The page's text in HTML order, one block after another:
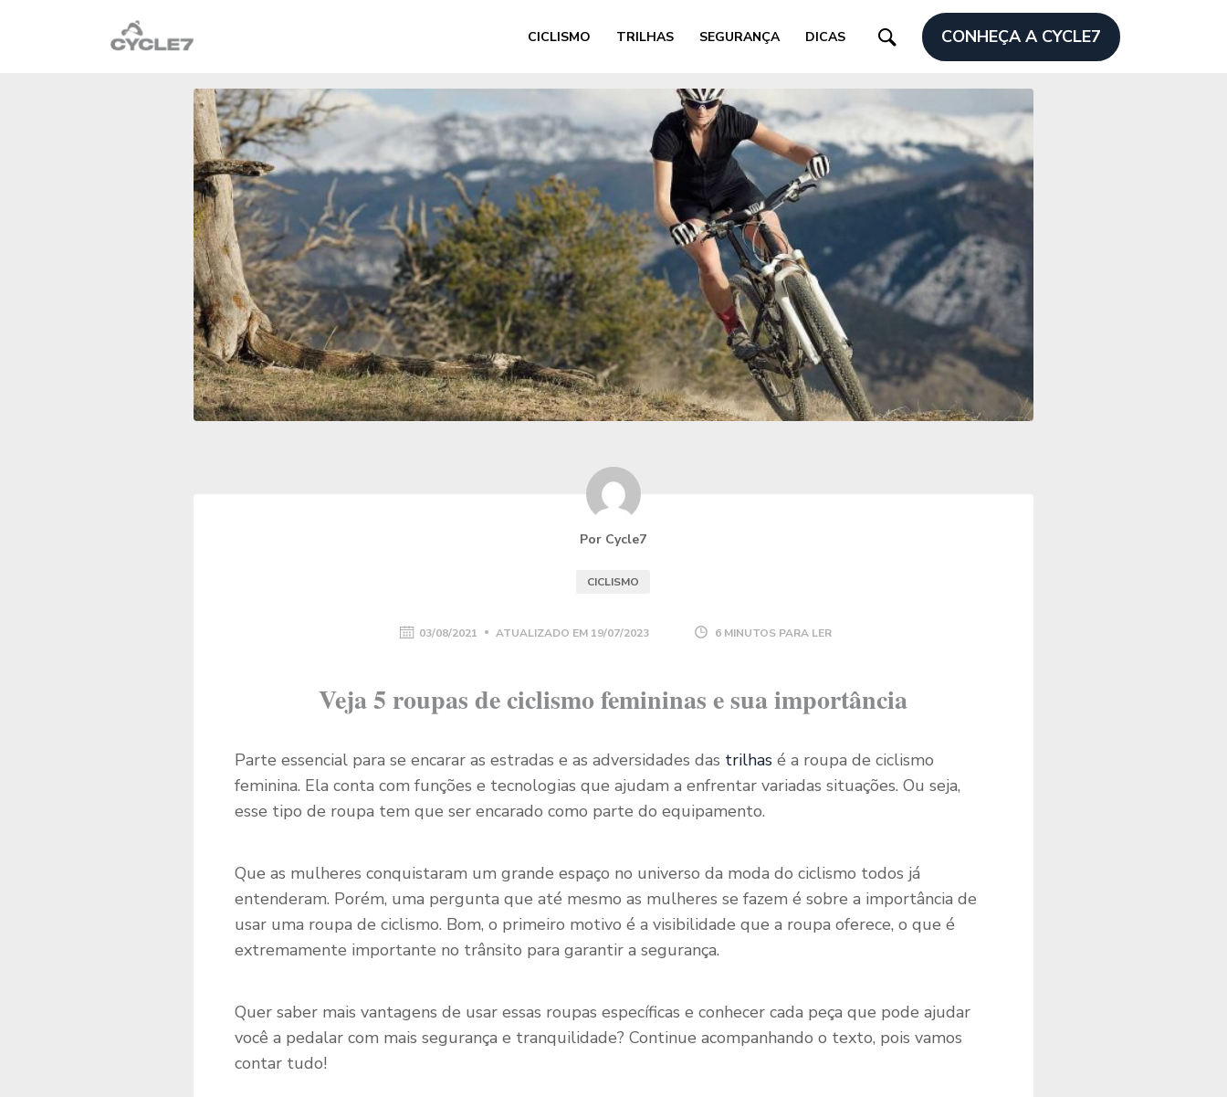
CICLISMO TRILHAS SEGURANÇA DICAS CONHEÇA A CYCLE7
Por Cycle7
CICLISMO
03/08/2021 ATUALIZADO EM 19/07/2023 6 MINUTOS PARA LER
Veja 5 roupas de ciclismo femininas e sua importância
Parte essencial para se encarar as estradas e as adversidades das trilhas é a roupa de ciclismo
feminina. Ela conta com funções e tecnologias que ajudam a enfrentar variadas situações. Ou seja,
esse tipo de roupa tem que ser encarado como parte do equipamento.
Que as mulheres conquistaram um grande espaço no universo da moda do ciclismo todos já
entenderam. Porém, uma pergunta que até mesmo as mulheres se fazem é sobre a importância de
usar uma roupa de ciclismo. Bom, o primeiro motivo é a visibilidade que a roupa oferece, o que é
extremamente importante no trânsito para garantir a segurança.
Quer saber mais vantagens de usar essas roupas específicas e conhecer cada peça que pode ajudar
você a pedalar com mais segurança e tranquilidade? Continue acompanhando o texto, pois vamos
contar tudo!